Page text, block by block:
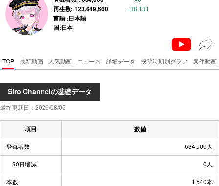
再生数: 123,649,660 +38,131
言語 :日本語
国:日本
TOP 最新動画 人気動画 ニュース 詳細データ 投稿時期別グラフ 案件動画
Siro Channelの基礎データ
最終更新日：2026/08/05
項目 数値
登録者数 634,000人
30日増減 0人
本数 1,540本